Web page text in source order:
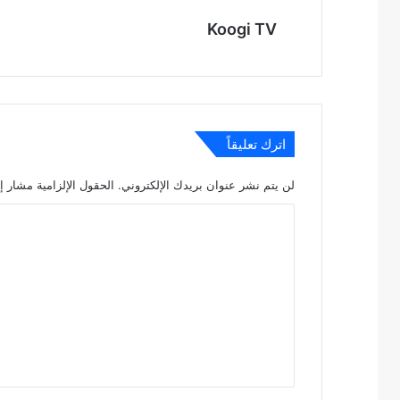
Koogi TV
اترك تعليقاً
لن يتم نشر عنوان بريدك الإلكتروني. الحقول الإلزامية مشار